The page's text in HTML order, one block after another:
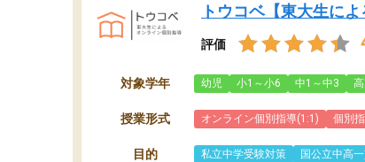
トウコベ【東大生に
評価
対象学年 幼児 小1～小6 中1～中3
授業形式 オンライン個別指導(1:1) 個別
目的 私立中学受験対策 国公立中高